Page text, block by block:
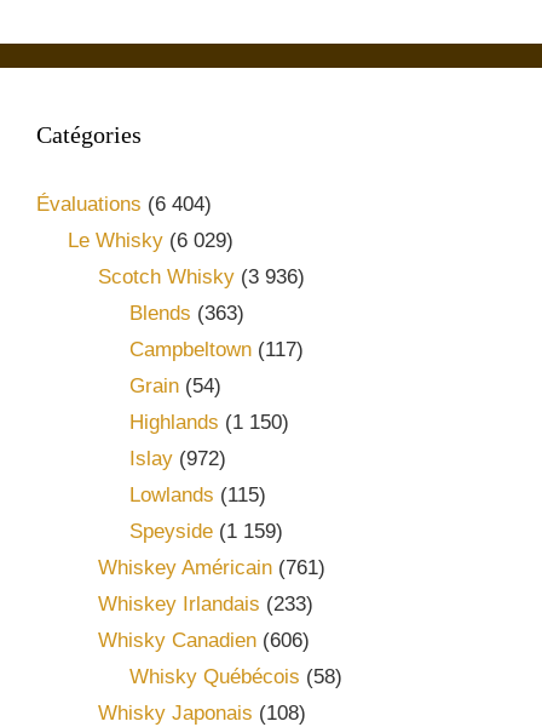
Catégories
Évaluations (6 404)
Le Whisky(6 029)
Scotch Whisky (3 936)
Blends (363)
Campbeltown(117)
Grain(54)
Highlands (1 150)
Islay(972)
Lowlands (115)
Speyside(1 159)
Whiskey Américain (761)
Whiskey Irlandais (233)
Whisky Canadien (606)
Whisky Québécois (58)
Whisky Japonais (108)